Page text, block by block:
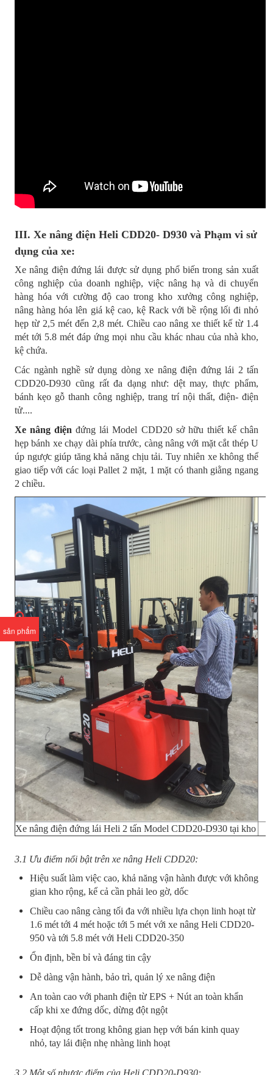
sản phẩm
III. Xe nâng điện Heli CDD20- D930 và Phạm vi sử
dụng của xe:
Xe nâng điện đứng lái được sử dụng phổ biến trong sản xuất
công nghiệp của doanh nghiệp, việc nâng hạ và di chuyển
hàng hóa với cường độ cao trong kho xưởng công nghiệp,
nâng hàng hóa lên giá kệ cao, kệ Rack với bề rộng lối đi nhỏ
hẹp từ 2,5 mét đến 2,8 mét. Chiều cao nâng xe thiết kế từ 1.4
mét tới 5.8 mét đáp ứng mọi nhu cầu khác nhau của nhà kho,
kệ chứa.
Các ngành nghề sử dụng dòng xe nâng điện đứng lái 2 tấn
CDD20-D930 cũng rất đa dạng như: dệt may, thực phẩm,
bánh kẹo gỗ thanh công nghiệp, trang trí nội thất, điện- điện
tử....
Xe nâng điện đứng lái Model CDD20 sở hữu thiết kế chân
hẹp bánh xe chạy dài phía trước, càng nâng với mặt cắt thép U
úp ngược giúp tăng khả năng chịu tải. Tuy nhiên xe không thể
giao tiếp với các loại Pallet 2 mặt, 1 mặt có thanh giằng ngang
2 chiều.
Xe nâng điện đứng lái Heli 2 tấn Model CDD20-D930 tại kho
3.1 Ưu điểm nổi bật trên xe nâng Heli CDD20:
Hiệu suất làm việc cao, khả năng vận hành được với không
gian kho rộng, kể cả cần phải leo gờ, dốc
Chiều cao nâng càng tối đa với nhiều lựa chọn linh hoạt từ
1.6 mét tới 4 mét hoặc tới 5 mét với xe nâng Heli CDD20-
950 và tới 5.8 mét với Heli CDD20-350
Ổn định, bền bỉ và đáng tin cậy
Dễ dàng vận hành, bảo trì, quản lý xe nâng điện
An toàn cao với phanh điện từ EPS + Nút an toàn khẩn
cấp khi xe đứng dốc, dừng đột ngột
Hoạt động tốt trong không gian hẹp với bán kinh quay
nhỏ, tay lái điện nhẹ nhàng linh hoạt
3.2 Một số nhược điểm của Heli CDD20-D930: